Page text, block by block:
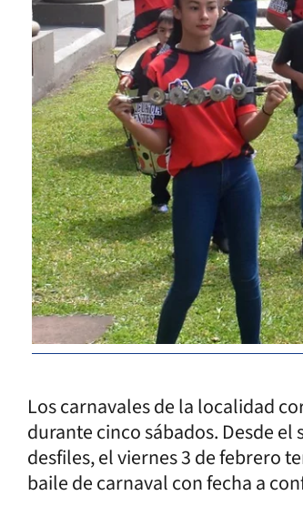
Los carnavales de la localidad
durante cinco sábados. Desde
desfiles, el viernes 3 de febrero
baile de carnaval con fecha a